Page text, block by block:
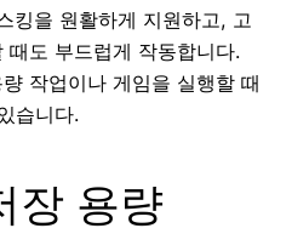
킹을 원활하게 지원하고, 고
도 부드럽게 작동합니다.
작업이나 게임을 실행할 때
습니다.
장 용량